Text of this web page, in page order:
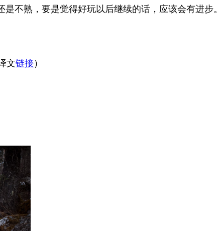
不熟，要是觉得好玩以后继续的话，应该会有进步。
文链接）